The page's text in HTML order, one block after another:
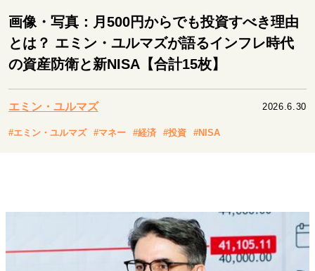
サイトの核・哲学
運命を変えた出会い 決断の裏側
挫折からの再起
未知への挑戦
プロフェッショナルの矜持
表現者の葛藤
10代の挫折と原点
画像・写真：月500円からでも投資すべき理由
とは？ エミン・ユルマズが語るインフレ時代
の資産防衛と新NISA【合計15枚】
エミン・ユルマズ 2026.6.30
#エミン・ユルマズ #マネー #経済 #投資 #NISA